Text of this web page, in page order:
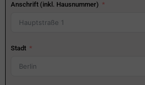
Anschrift (inkl. Hausnummer)
Stadt